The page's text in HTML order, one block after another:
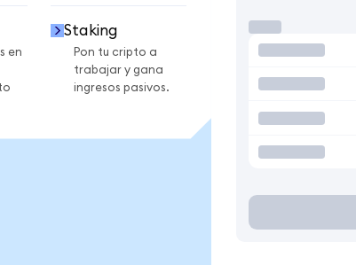
en
Staking
Pon tu cripto a
trabajar y gana
ingresos pasivos.